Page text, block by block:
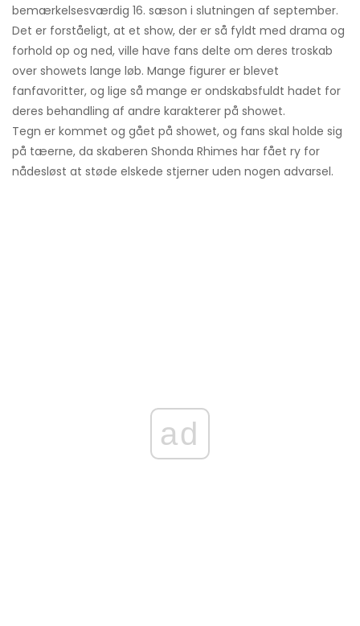
bemærkelsesværdig 16. sæson i slutningen af ​​september.
Det er forståeligt, at et show, der er så fyldt med drama og
forhold op og ned, ville have fans delte om deres troskab
over showets lange løb. Mange figurer er blevet
fanfavoritter, og lige så mange er ondskabsfuldt hadet for
deres behandling af andre karakterer på showet.
Tegn er kommet og gået på showet, og fans skal holde sig
på tæerne, da skaberen Shonda Rhimes har fået ry for
nådesløst at støde elskede stjerner uden nogen advarsel.
ad